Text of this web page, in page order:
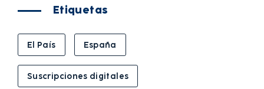
Etiquetas
El País España
Suscripciones digitales